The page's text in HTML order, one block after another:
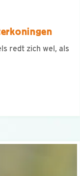
redt zich wel, als